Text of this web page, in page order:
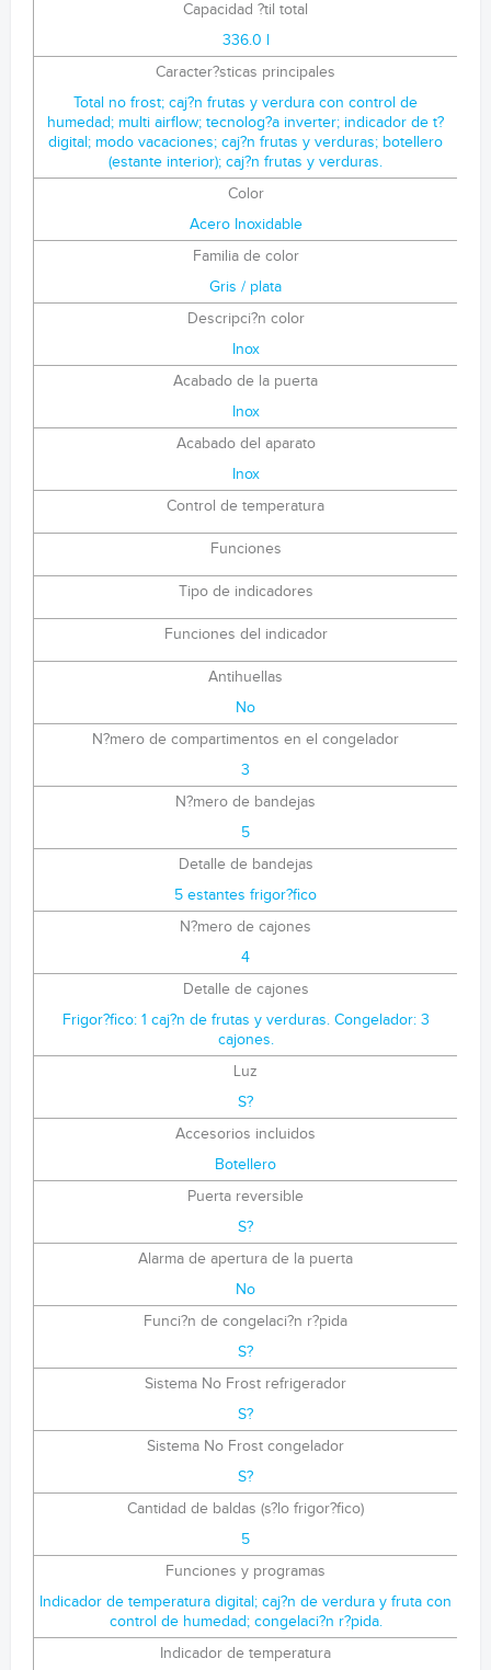
Capacidad ?til total
336.0 l
Caracter?sticas principales
Total no frost; caj?n frutas y verdura con control de
humedad; multi airflow; tecnolog?a inverter; indicador de t?
digital; modo vacaciones; caj?n frutas y verduras; botellero
(estante interior); caj?n frutas y verduras.
Color
Acero Inoxidable
Familia de color
Gris / plata
Descripci?n color
Inox
Acabado de la puerta
Inox
Acabado del aparato
Inox
Control de temperatura
Funciones
Tipo de indicadores
Funciones del indicador
Antihuellas
No
N?mero de compartimentos en el congelador
3
N?mero de bandejas
5
Detalle de bandejas
5 estantes frigor?fico
N?mero de cajones
4
Detalle de cajones
Frigor?fico: 1 caj?n de frutas y verduras. Congelador: 3
cajones.
Luz
S?
Accesorios incluidos
Botellero
Puerta reversible
S?
Alarma de apertura de la puerta
No
Funci?n de congelaci?n r?pida
S?
Sistema No Frost refrigerador
S?
Sistema No Frost congelador
S?
Cantidad de baldas (s?lo frigor?fico)
5
Funciones y programas
Indicador de temperatura digital; caj?n de verdura y fruta con
control de humedad; congelaci?n r?pida.
Indicador de temperatura